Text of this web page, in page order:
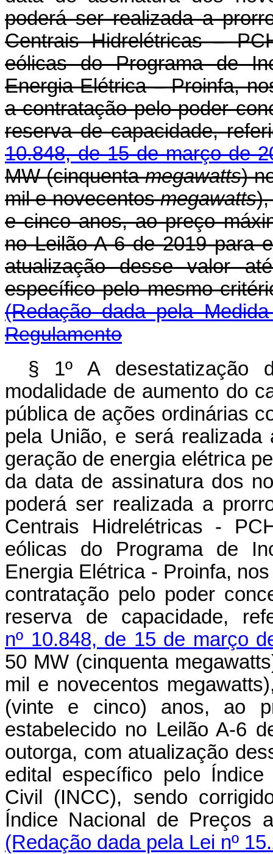
poderá ser realizada a
Centrais Hidrelétricas –
eólicas do Programa de
Energia Elétrica – Proinfa,
a contratação pelo poder
reserva de capacidade,
10.848, de 15 de março de
MW (cinquentamegawatts)
mil e novecentosmegawatts
e cinco anos, ao preço
no Leilão A-6 de 2019 para
atualização desse valor
específico pelo mesmo
(Redação dada pela
Regulamento
§ 1º A desestatização
modalidade de aumento do
pública de ações ordinárias
pela União, e será
geração de energia elétrica
da data de assinatura dos
poderá ser realizada a
Centrais Hidrelétricas -
eólicas do Programa de
Energia Elétrica - Proinfa,
contratação pelo poder
reserva de capacidade,
nº 10.848, de 15 de março
50 MW (cinquenta
mil e novecentos
(vinte e cinco) anos, ao
estabelecido no Leilão A-6
outorga, com atualização
edital específico pelo
Civil (INCC), sendo
Índice Nacional de
(Redação dada pela Lei nº